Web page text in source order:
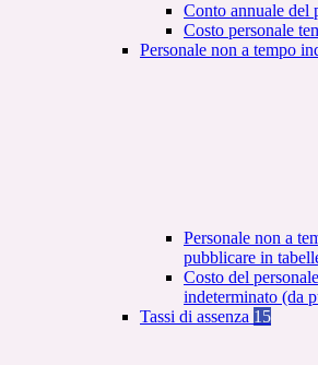
Conto annuale del
Costo personale
Personale non a tempo
Personale non a
pubblicare in
Costo del
indeterminato (da
Tassi di assenza 15